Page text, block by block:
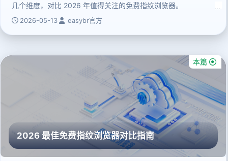
几个维度，对比 2026 年值得关注的免费指纹浏览器。
2026-05-13 easybr官方
本篇
2026 最佳免费指纹浏览器对比指南